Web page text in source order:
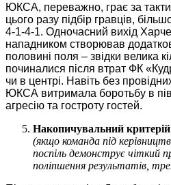
ЮКСА, переважно, грає за
цього разу підбір гравців,
4-1-4-1. Одночасний вихід
нападником створював
половині поля – звідки велика
починалися після втрат ФК
чи в центрі. Навіть без
ЮКСА витримала боротьбу в
агресію та гостроту гостей.
Накопичувальний
(якщо команда під
поспіль демонструє чіткий
поліпшення результатів,